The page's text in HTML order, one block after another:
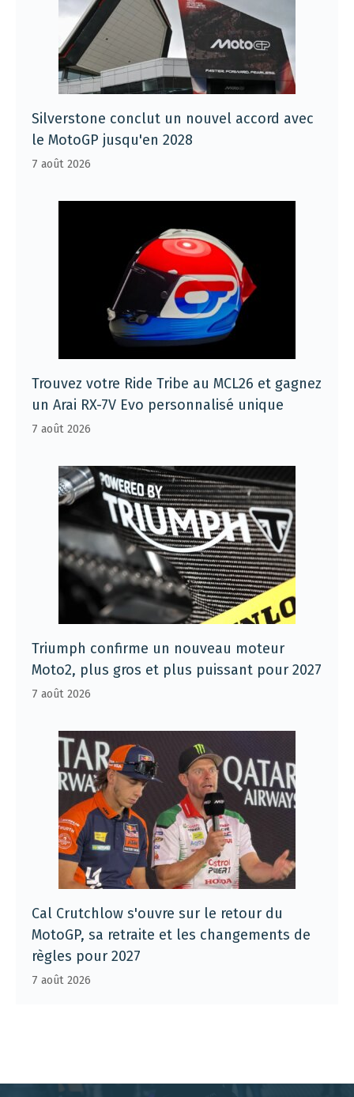
Silverstone conclut un nouvel accord avec
le MotoGP jusqu'en 2028
7 août 2026
Trouvez votre Ride Tribe au MCL26 et gagnez
un Arai RX-7V Evo personnalisé unique
7 août 2026
Triumph confirme un nouveau moteur
Moto2, plus gros et plus puissant pour 2027
7 août 2026
Cal Crutchlow s'ouvre sur le retour du
MotoGP, sa retraite et les changements de
règles pour 2027
7 août 2026